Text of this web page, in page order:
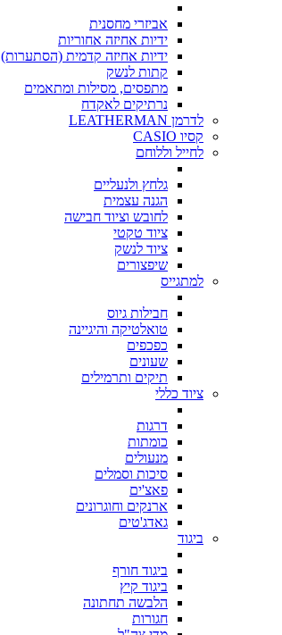
אביזרי מחסנית
ידיות אחיזה אחוריות
ידיות אחיזה קדמית (הסתערות)
קתות לנשק
מתפסים, מסילות ומתאמים
נרתיקים לאקדח
לדרמן LEATHERMAN
קסיו CASIO
לחייל וללוחם
גלחץ ולנעליים
הגנה עצמית
לחובש וציוד חבישה
ציוד טקטי
ציוד לנשק
שיפצורים
למתגייס
חבילות גיוס
טואלטיקה והיגיינה
כפכפים
שעונים
תיקים ותרמילים
ציוד כללי
דרגות
כומתות
מנעולים
סיכות וסמלים
פאצ'ים
ארנקים וחוגרונים
גאדג'טים
ביגוד
ביגוד חורף
ביגוד קיץ
הלבשה תחתונה
חגורות